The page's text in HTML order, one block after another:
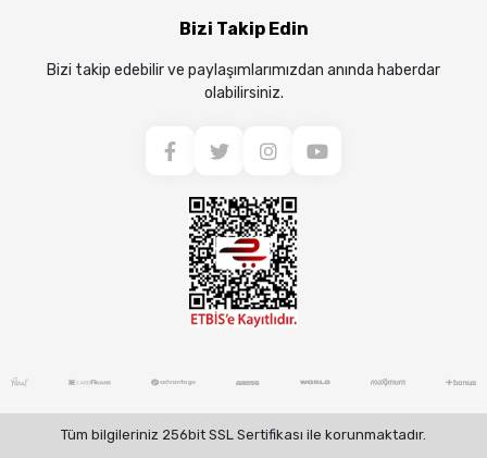
Bizi Takip Edin
Bizi takip edebilir ve paylaşımlarımızdan anında haberdar
olabilirsiniz.
Tüm bilgileriniz 256bit SSL Sertifikası ile korunmaktadır.